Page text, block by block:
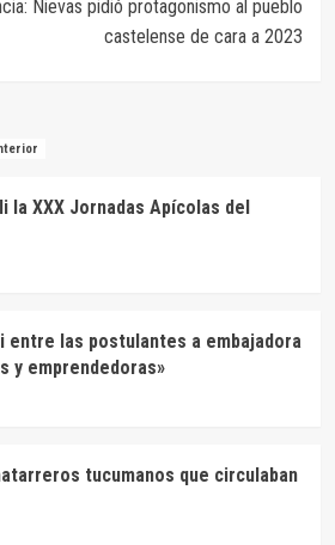
Nievas pidió protagonismo al pueblo
castelense de cara a 2023
la XXX Jornadas Apícolas del
entre las postulantes a embajadora
y emprendedoras»
tucumanos que circulaban